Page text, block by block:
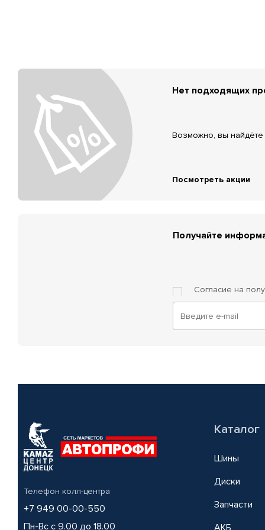
Нет подходящих
Возможно, вы найдёте
Посмотреть акции
Получайте
Согласие на
Телефон колл-центра
+7 949 00-00-550
Пн-Вс с 9.00 до 18.00
Каталог
Шины
Диски
Запчасти
АКБ